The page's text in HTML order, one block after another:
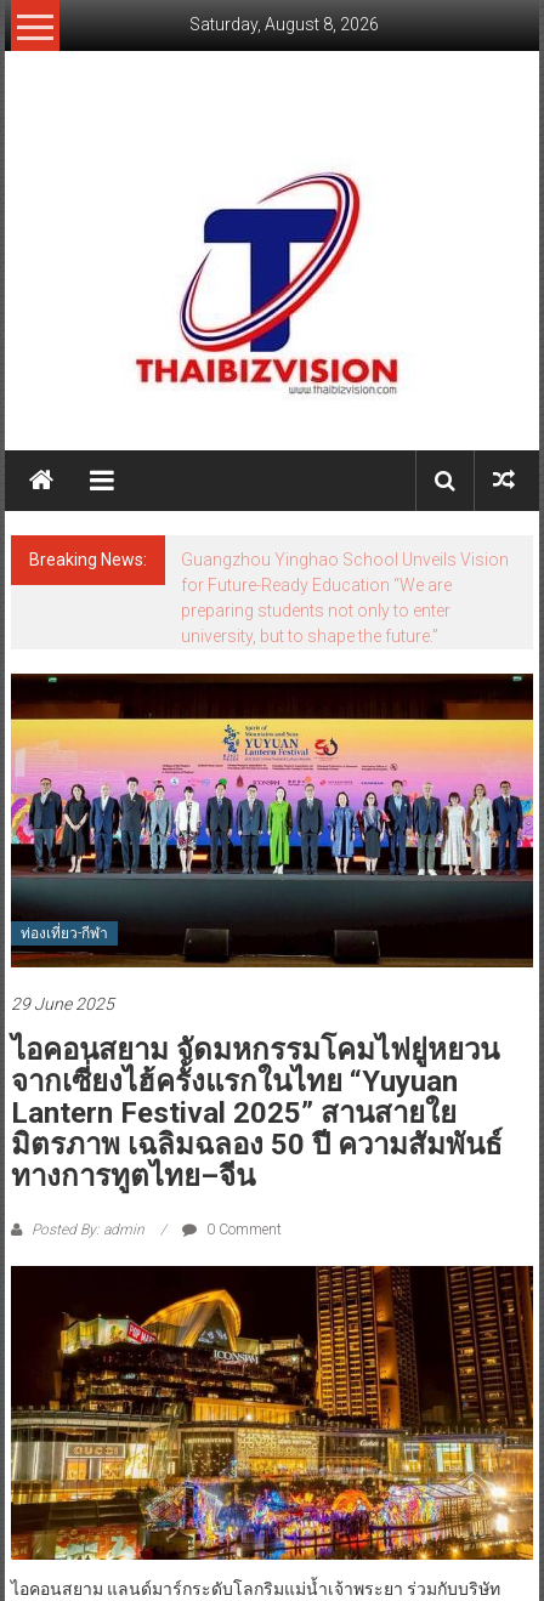
Skip
to
Saturday, August 8, 2026
Breaking News:
Guangzhou Yinghao School Unveils Vision
for Future-Ready Education “We are
preparing students not only to enter
university, but to shape the future.”
ท่องเที่ยว-กีฬา
29 June 2025
ไอคอนสยาม จัดมหกรรมโคมไฟยู่หยวน
จากเซี่ยงไฮ้ครั้งแรกในไทย “Yuyuan
Lantern Festival 2025” สานสายใย
มิตรภาพ เฉลิมฉลอง 50 ปี ความสัมพันธ์
ทางการทูตไทย–จีน
Posted By: admin 0 Comment
ไอคอนสยาม แลนด์มาร์กระดับโลกริมแม่น้ำเจ้าพระยา ร่วมกับบริษัท